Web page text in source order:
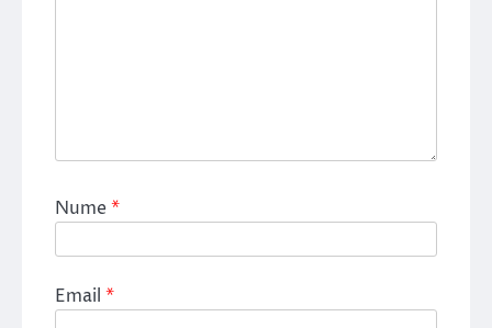
Nume*
Email *